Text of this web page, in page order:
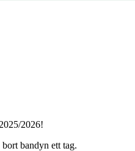
2026!
bandyn ett tag.